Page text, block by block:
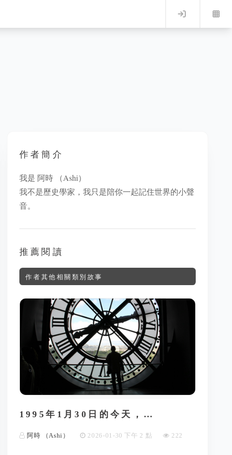
Log in
作者簡介
我是 阿時 （Ashi）
我不是歷史學家，我只是陪你一起記住世界的小聲
音。
推薦閱讀
作者其他相關類別故事
1995年1月30日的今天，…
阿時 （Ashi） 2026-01-30 下午 2 點 222